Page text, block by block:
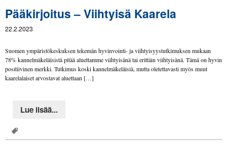
Pääkirjoitus – Viihtyisä Kaarela
22.2.2023
Suomen ympäristökeskuksen tekemän hyvinvointi- ja viihtyisyystutkimuksen mukaan
78% kannelmäkeläisistä pitää aluettamme viihtyisänä tai erittäin viihtyisänä. Tämä on hyvin
positiivinen merkki. Tutkimus koski kannelmäkeläisiä, mutta oletettavasti myös muut
kaarelalaiset arvostavat aluettaan […]
Lue lisää...